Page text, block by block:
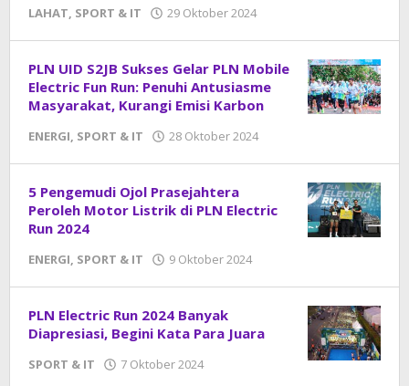
LAHAT, SPORT & IT 29 Oktober 2024
PLN UID S2JB Sukses Gelar PLN Mobile
Electric Fun Run: Penuhi Antusiasme
Masyarakat, Kurangi Emisi Karbon
ENERGI, SPORT & IT 28 Oktober 2024
5 Pengemudi Ojol Prasejahtera
Peroleh Motor Listrik di PLN Electric
Run 2024
ENERGI, SPORT & IT 9 Oktober 2024
PLN Electric Run 2024 Banyak
Diapresiasi, Begini Kata Para Juara
SPORT & IT 7 Oktober 2024